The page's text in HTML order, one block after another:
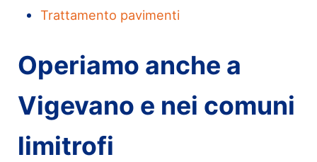
Trattamento pavimenti
Operiamo anche a
Vigevano e nei comuni
limitrofi